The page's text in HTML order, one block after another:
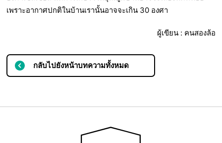
เพราะอากาศปกติในบ้านเรานั้นอาจจะเกิน 30 องศา
ผู้เขียน : คนสองล้อ
กลับไปยังหน้าบทความทั้งหมด